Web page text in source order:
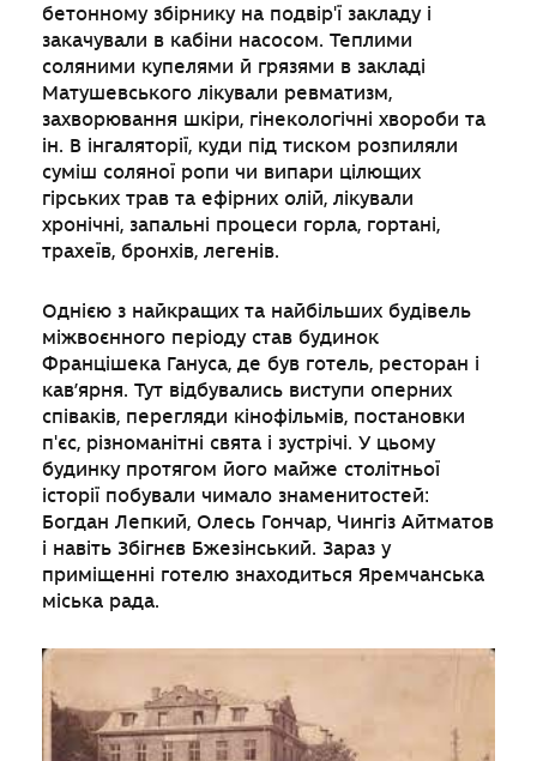
бетонному збірнику на подвір'ї закладу і
закачували в кабіни насосом. Теплими
соляними купелями й грязями в закладі
Матушевського лікували ревматизм,
захворювання шкіри, гінекологічні хвороби та
ін. В інгаляторії, куди під тиском розпиляли
суміш соляної ропи чи випари цілющих
гірських трав та ефірних олій, лікували
хронічні, запальні процеси горла, гортані,
трахеїв, бронхів, легенів.
Однією з найкращих та найбільших будівель
міжвоєнного періоду став будинок
Францішека Гануса, де був готель, ресторан і
кав’ярня. Тут відбувались виступи оперних
співаків, перегляди кінофільмів, постановки
п'єс, різноманітні свята і зустрічі. У цьому
будинку протягом його майже столітньої
історії побували чимало знаменитостей:
Богдан Лепкий, Олесь Гончар, Чингіз Айтматов
і навіть Збігнєв Бжезінський. Зараз у
приміщенні готелю знаходиться Яремчанська
міська рада.